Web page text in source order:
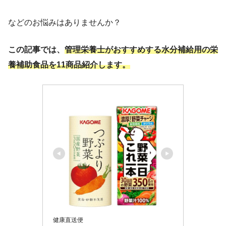
などのお悩みはありませんか？
この記事では、 管理栄養士がおすすめする水分補給用の栄
養補助食品を11商品紹介します。
健康直送便